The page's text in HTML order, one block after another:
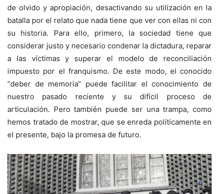
de olvido y apropiación, desactivando su utilización en la
batalla por el relato que nada tiene que ver con ellas ni con
su historia. Para ello, primero, la sociedad tiene que
considerar justo y necesario condenar la dictadura, reparar
a las víctimas y superar el modelo de reconciliación
impuesto por el franquismo. De este modo, el conocido
“deber de memoria” puede facilitar el conocimiento de
nuestro pasado reciente y su difícil proceso de
articulación. Pero también puede ser una trampa, como
hemos tratado de mostrar, que se enreda políticamente en
el presente, bajo la promesa de futuro.